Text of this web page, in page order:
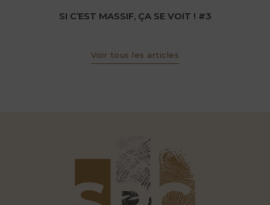
SI C’EST MASSIF, ÇA SE VOIT ! #3
Voir tous les articles